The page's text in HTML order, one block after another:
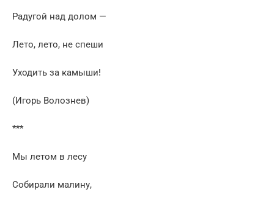
Радугой над долом —
Лето, лето, не спеши
Уходить за камыши!
(Игорь Волознев)
***
Мы летом в лесу
Собирали малину,